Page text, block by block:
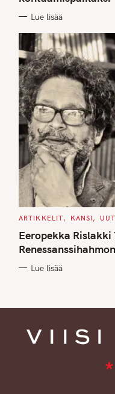
I
S
Lue lisää
C
T
E
G
O
I
ARTIKKELIT KANSI
Eeropekka Rislakki
Lue lisää